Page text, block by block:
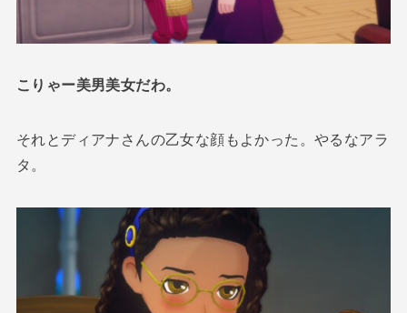
こりゃー美男美女だわ。
それとディアナさんの乙女な顔もよかった。やるなアラ
タ。